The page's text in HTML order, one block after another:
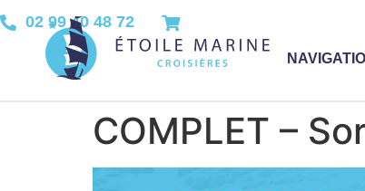
02 99 40 48 72
COMPLET –